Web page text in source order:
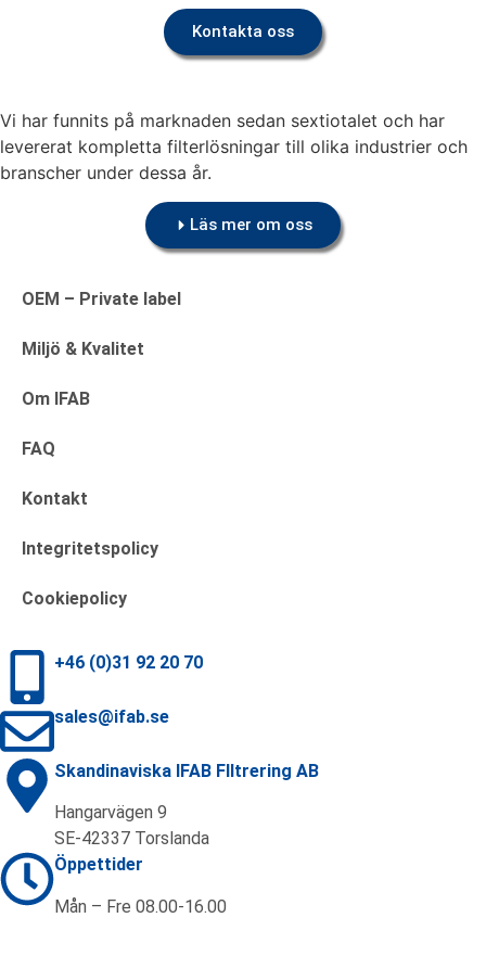
Kontakta oss
Vi har funnits på marknaden sedan sextiotalet och har
levererat kompletta filterlösningar till olika industrier och
branscher under dessa år.
Läs mer om oss
OEM – Private label
Miljö & Kvalitet
Om IFAB
FAQ
Kontakt
Integritetspolicy
Cookiepolicy
+46 (0)31 92 20 70
sales@ifab.se
Skandinaviska IFAB FIltrering AB
Hangarvägen 9
SE-42337 Torslanda
Öppettider
Mån – Fre 08.00-16.00